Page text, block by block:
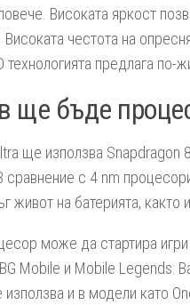
Високата яркост
Високата честота на
технологията предлага по-
ще бъде
ще използва Snapdragon
сравнение с 4 nm
живот на батерията, както
може да стартира
Mobile и Mobile Legends:
използва и в модели като